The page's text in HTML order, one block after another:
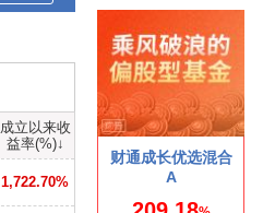
成立以来收
益率(%)↓
1,722.70%